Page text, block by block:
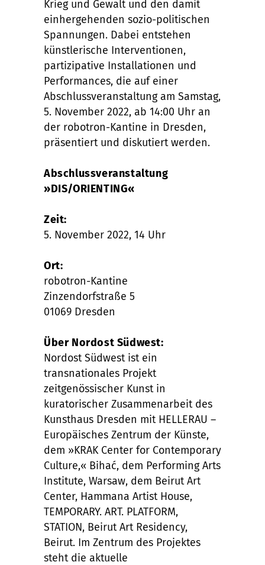
Krieg und Gewalt und den damit
einhergehenden sozio-politischen
Spannungen. Dabei entstehen
künstlerische Interventionen,
partizipative Installationen und
Performances, die auf einer
Abschlussveranstaltung am Samstag,
5. November 2022, ab 14:00 Uhr an
der robotron-Kantine in Dresden,
präsentiert und diskutiert werden.
Abschlussveranstaltung
»DIS/ORIENTING«
Zeit:
5. November 2022, 14 Uhr
Ort:
robotron-Kantine
Zinzendorfstraße 5
01069 Dresden
Über Nordost Südwest:
Nordost Südwest ist ein
transnationales Projekt
zeitgenössischer Kunst in
kuratorischer Zusammenarbeit des
Kunsthaus Dresden mit HELLERAU –
Europäisches Zentrum der Künste,
dem »KRAK Center for Contemporary
Culture,« Bihać, dem Performing Arts
Institute, Warsaw, dem Beirut Art
Center, Hammana Artist House,
TEMPORARY. ART. PLATFORM,
STATION, Beirut Art Residency,
Beirut. Im Zentrum des Projektes
steht die aktuelle